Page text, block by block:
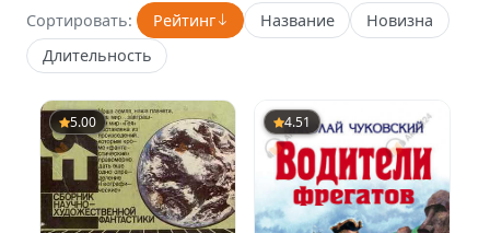
Сортировать: Рейтинг Название
Новизна
Длительность
5.00 4.51